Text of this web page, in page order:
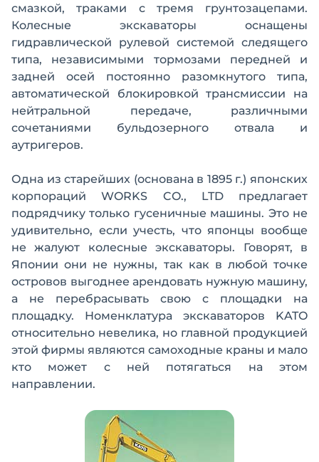
смазкой, траками с тремя грунтозацепами.
Колесные экскаваторы оснащены
гидравлической рулевой системой следящего
типа, независимыми тормозами передней и
задней осей постоянно разомкнутого типа,
автоматической блокировкой трансмиссии на
нейтральной передаче, различными
сочетаниями бульдозерного отвала и
аутригеров.
Одна из старейших (основана в 1895 г.) японских
корпораций WORKS CO., LTD предлагает
подрядчику только гусеничные машины. Это не
удивительно, если учесть, что японцы вообще
не жалуют колесные экскаваторы. Говорят, в
Японии они не нужны, так как в любой точке
островов выгоднее арендовать нужную машину,
а не перебрасывать свою с площадки на
площадку. Номенклатура экскаваторов KATO
относительно невелика, но главной продукцией
этой фирмы являются самоходные краны и мало
кто может с ней потягаться на этом
направлении.